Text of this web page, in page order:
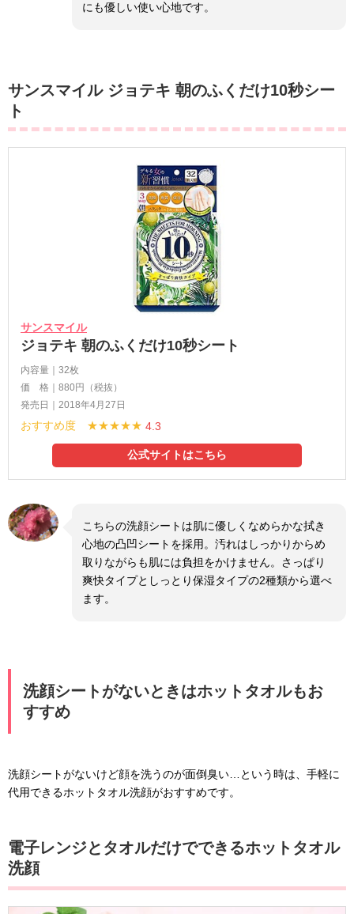
にも優しい使い心地です。
サンスマイル ジョテキ 朝のふくだけ10秒シー
ト
サンスマイル
ジョテキ 朝のふくだけ10秒シート
内容量｜32枚
価 格｜880円（税抜）
発売日｜2018年4月27日
おすすめ度 ★★★★★ 4.3
公式サイトはこちら
こちらの洗顔シートは肌に優しくなめらかな拭き
心地の凸凹シートを採用。汚れはしっかりからめ
取りながらも肌には負担をかけません。さっぱり
爽快タイプとしっとり保湿タイプの2種類から選べ
ます。
洗顔シートがないときはホットタオルもお
すすめ
洗顔シートがないけど顔を洗うのが面倒臭い…という時は、手軽に
代用できるホットタオル洗顔がおすすめです。
電子レンジとタオルだけでできるホットタオル
洗顔